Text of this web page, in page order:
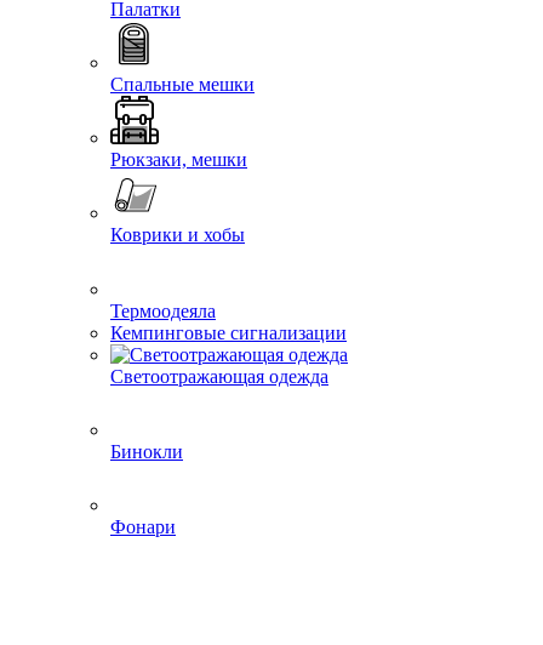
Палатки
Спальные мешки
Рюкзаки, мешки
Коврики и хобы
Термоодеяла
Кемпинговые сигнализации
Светоотражающая одежда
Бинокли
Фонари